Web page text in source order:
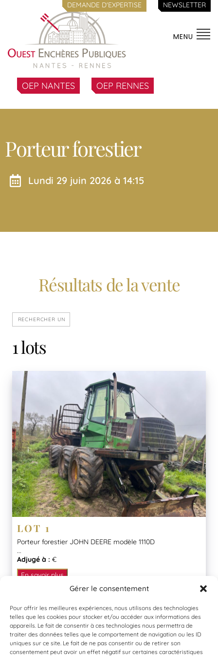
Gérer le consentement
Pour offrir les meilleures expériences, nous utilisons des technologies
telles que les cookies pour stocker et/ou accéder aux informations des
appareils. Le fait de consentir à ces technologies nous permettra de
traiter des données telles que le comportement de navigation ou les ID
uniques sur ce site. Le fait de ne pas consentir ou de retirer son
consentement peut avoir un effet négatif sur certaines caractéristiques
DEMANDE D'EXPERTISE NEWSLETTER
MENU
OEP NANTES OEP RENNES
Porteur forestier
lundi 29 juin 2026 à 14:15
Résultats de la vente
1 lots
LOT 1
Porteur forestier JOHN DEERE modèle 1110D
...
Adjugé à : €
En savoir plus